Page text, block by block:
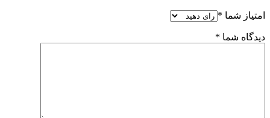
امتیاز شما *
دیدگاه شما *